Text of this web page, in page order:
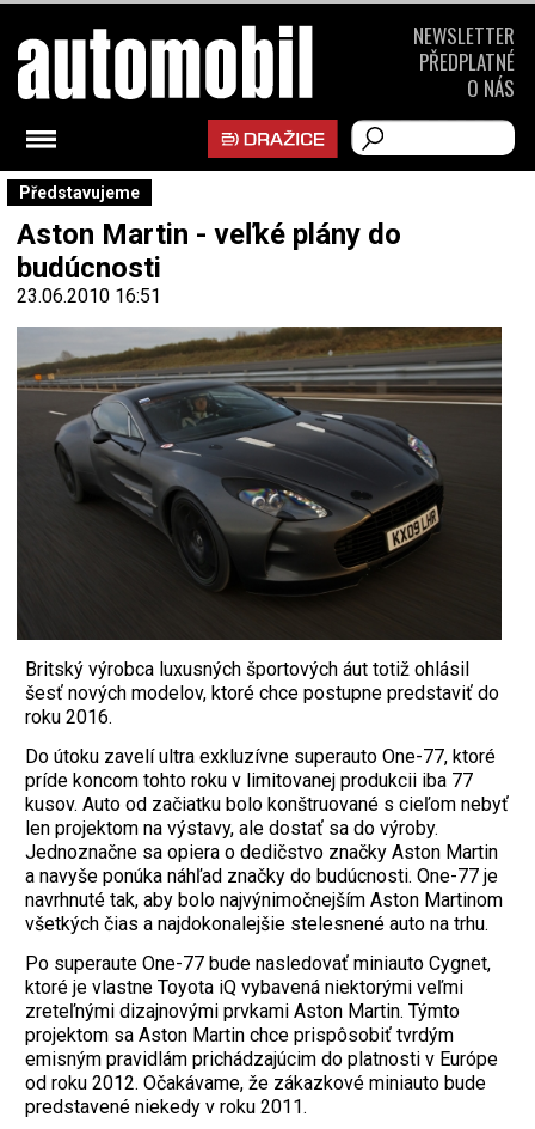
Představujeme
Aston Martin - veľké plány do
budúcnosti
23.06.2010 16:51
Britský výrobca luxusných športových áut totiž ohlásil
šesť nových modelov, ktoré chce postupne predstaviť do
roku 2016.
Do útoku zavelí ultra exkluzívne superauto One-77, ktoré
príde koncom tohto roku v limitovanej produkcii iba 77
kusov. Auto od začiatku bolo konštruované s cieľom nebyť
len projektom na výstavy, ale dostať sa do výroby.
Jednoznačne sa opiera o dedičstvo značky Aston Martin
a navyše ponúka náhľad značky do budúcnosti. One-77 je
navrhnuté tak, aby bolo najvýnimočnejším Aston Martinom
všetkých čias a najdokonalejšie stelesnené auto na trhu.
Po superaute One-77 bude nasledovať miniauto Cygnet,
ktoré je vlastne Toyota iQ vybavená niektorými veľmi
zreteľnými dizajnovými prvkami Aston Martin. Týmto
projektom sa Aston Martin chce prispôsobiť tvrdým
emisným pravidlám prichádzajúcim do platnosti v Európe
od roku 2012. Očakávame, že zákazkové miniauto bude
predstavené niekedy v roku 2011.
NEWSLETTER
PŘEDPLATNÉ
O NÁS